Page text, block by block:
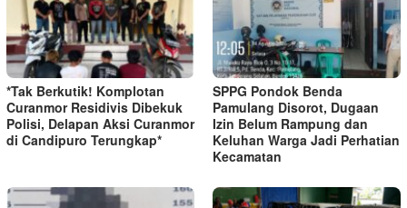
*Tak Berkutik! Komplotan
Curanmor Residivis Dibekuk
Polisi, Delapan Aksi Curanmor
di Candipuro Terungkap*
SPPG Pondok Benda
Pamulang Disorot, Dugaan
Izin Belum Rampung dan
Keluhan Warga Jadi Perhatian
Kecamatan